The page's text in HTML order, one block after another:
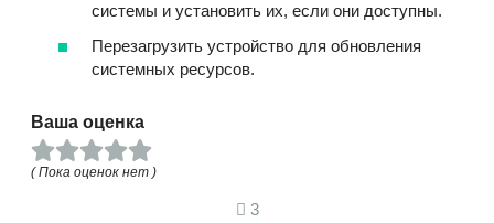
системы и установить их, если они доступны.
Перезагрузить устройство для обновления
системных ресурсов.
Ваша оценка
( Пока оценок нет )
3